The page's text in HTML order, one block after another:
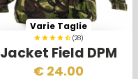
(28)
Jacket Field DPM
Continental
Varie Taglie
€ 24.00